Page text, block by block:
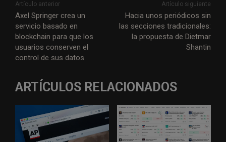
Artículo anterior
Axel Springer crea un
servicio basado en
blockchain para que los
usuarios conserven el
control de sus datos
Artículo siguiente
Hacia unos periódicos sin
las secciones tradicionales:
la propuesta de Dietmar
Shantin
ARTÍCULOS RELACIONADOS